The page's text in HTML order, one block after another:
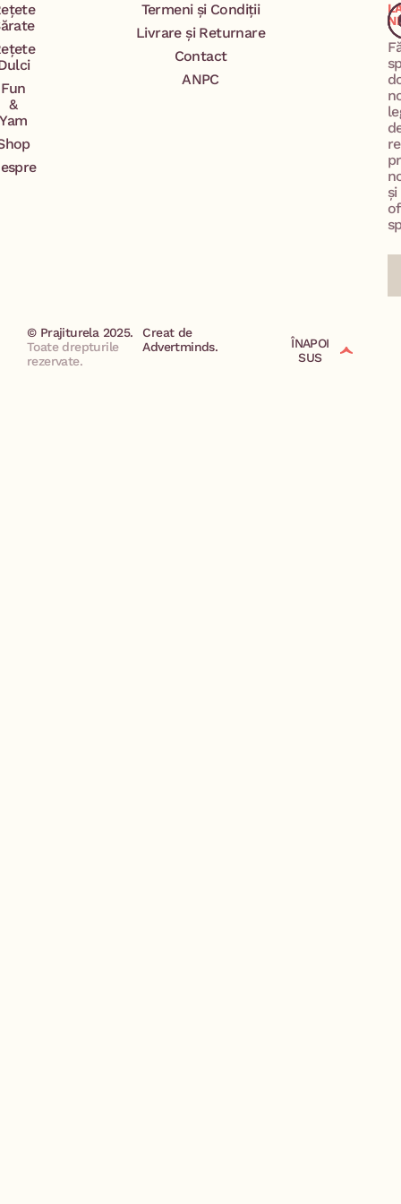
Fun
&
Yam
Termeni și Condiții
Livrare și Returnare
Contact
ANPC
și
© Prajiturela 2025.
Toate drepturile
rezervate.
Creat de
Advertminds.
ÎNAPOI
SUS